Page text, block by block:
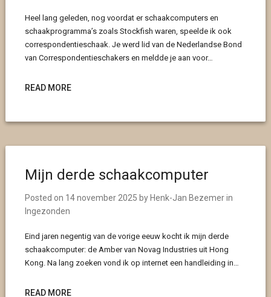
Heel lang geleden, nog voordat er schaakcomputers en
schaakprogramma’s zoals Stockfish waren, speelde ik ook
correspondentieschaak. Je werd lid van de Nederlandse Bond
van Correspondentieschakers en meldde je aan voor…
READ MORE
Mijn derde schaakcomputer
Posted on 14 november 2025 by Henk-Jan Bezemerin
Ingezonden
Eind jaren negentig van de vorige eeuw kocht ik mijn derde
schaakcomputer: de Amber van Novag Industries uit Hong
Kong. Na lang zoeken vond ik op internet een handleiding in…
READ MORE